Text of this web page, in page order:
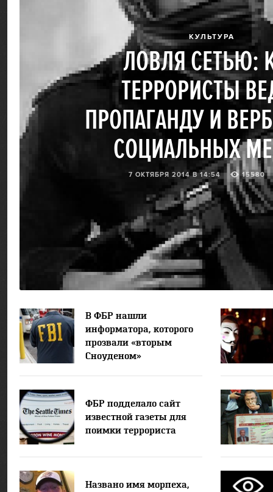
КУЛЬТУРА
ЛОВЛЯ СЕТЬЮ:
ТЕРРОРИСТЫ
ПРОПАГАНДУ И
СОЦИАЛЬНЫХ
7 ОКТЯБРЯ 2014 В 14:54 15580
В ФБР нашли
информатора, которого
прозвали «вторым
Сноуденом»
ФБР подделало сайт
известной газеты для
поимки террориста
Названо имя морпеха,